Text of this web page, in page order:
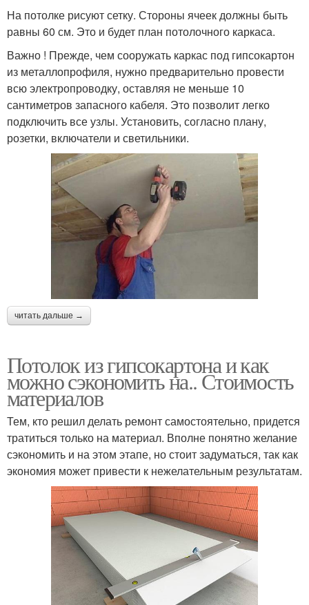
На потолке рисуют сетку. Стороны ячеек должны быть
равны 60 см. Это и будет план потолочного каркаса.
Важно ! Прежде, чем сооружать каркас под гипсокартон
из металлопрофиля, нужно предварительно провести
всю электропроводку, оставляя не меньше 10
сантиметров запасного кабеля. Это позволит легко
подключить все узлы. Установить, согласно плану,
розетки, включатели и светильники.
читать дальше →
Потолок из гипсокартона и как
можно сэкономить на.. Стоимость
материалов
Тем, кто решил делать ремонт самостоятельно, придется
тратиться только на материал. Вполне понятно желание
сэкономить и на этом этапе, но стоит задуматься, так как
экономия может привести к нежелательным результатам.